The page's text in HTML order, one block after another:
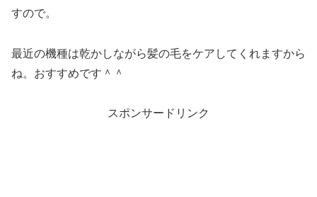
すので。
最近の機種は乾かしながら髪の毛をケアしてくれますから
ね。おすすめです＾＾
スポンサードリンク